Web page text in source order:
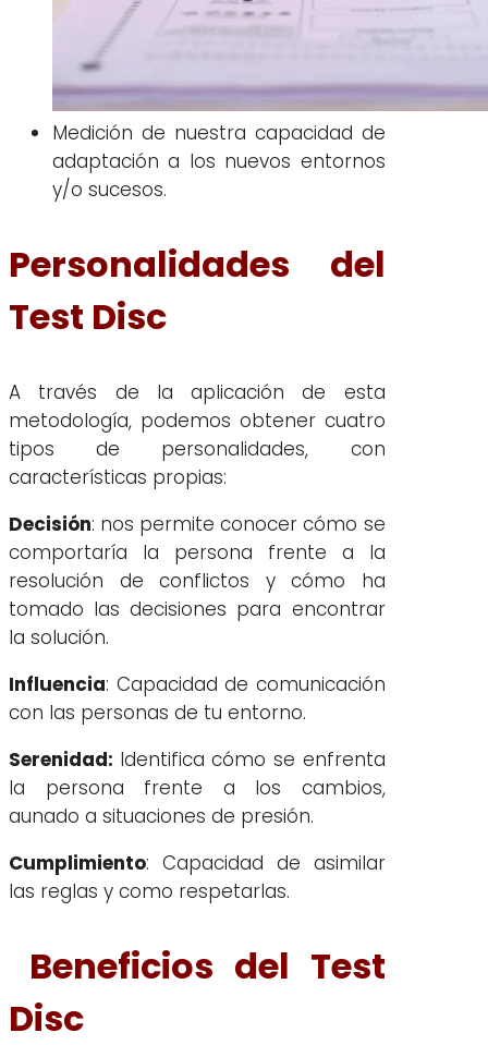
Medición de nuestra capacidad de
adaptación a los nuevos entornos
y/o sucesos.
Personalidades del
Test Disc
A través de la aplicación de esta
metodología, podemos obtener cuatro
tipos de personalidades, con
características propias:
Decisión: nos permite conocer cómo se
comportaría la persona frente a la
resolución de conflictos y cómo ha
tomado las decisiones para encontrar
la solución.
Influencia: Capacidad de comunicación
con las personas de tu entorno.
Serenidad: Identifica cómo se enfrenta
la persona frente a los cambios,
aunado a situaciones de presión.
Cumplimiento: Capacidad de asimilar
las reglas y como respetarlas.
Beneficios del Test
Disc